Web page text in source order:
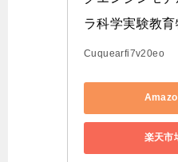
ラ科学実験教
Cuquearfi7v20eo
楽天市